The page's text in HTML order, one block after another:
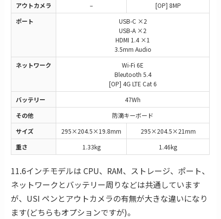
アウトカメラ
–
[OP] 8MP
ポート
USB-C ×2
USB-A ×2
HDMI 1.4 ×1
3.5mm Audio
ネットワーク
Wi-Fi 6E
Bleutooth 5.4
[OP] 4G LTE Cat 6
バッテリー
47Wh
その他
防滴キーボード
サイズ
295×204.5×19.8mm
295×204.5×21mm
重さ
1.33kg 1.46kg
11.6インチモデルは CPU、RAM、ストレージ、ポート、
ネットワークとバッテリー周りなどは共通しています
が、USI ペンとアウトカメラの有無が大きな違いになり
ます(どちらもオプションですが)。